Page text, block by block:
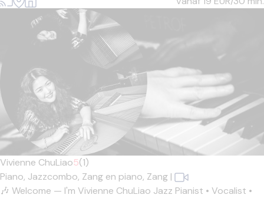
Vivienne ChuLiao5(1)
Piano, Jazzcombo, Zang en piano, Zang |
🎶 Welcome — I'm Vivienne ChuLiao Jazz Pianist • Vocalist •